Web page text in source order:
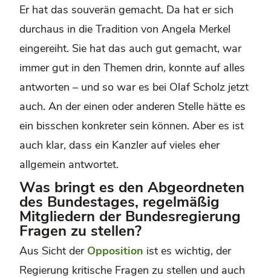
Er hat das souverän gemacht. Da hat er sich
durchaus in die Tradition von Angela Merkel
eingereiht. Sie hat das auch gut gemacht, war
immer gut in den Themen drin, konnte auf alles
antworten – und so war es bei Olaf Scholz jetzt
auch. An der einen oder anderen Stelle hätte es
ein bisschen konkreter sein können. Aber es ist
auch klar, dass ein Kanzler auf vieles eher
allgemein antwortet.
Was bringt es den Abgeordneten
des Bundestages, regelmäßig
Mitgliedern der Bundesregierung
Fragen zu stellen?
Aus Sicht der Opposition ist es wichtig, der
Regierung kritische Fragen zu stellen und auch